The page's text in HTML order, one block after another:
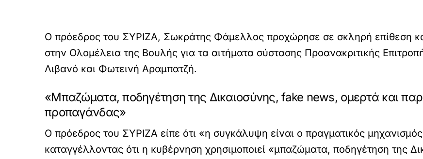
Ο πρόεδρος του ΣΥΡΙΖΑ, Σωκράτης Φάμελλος προχώρησε σε σκληρή επίθεση
στην Ολομέλεια της Βουλής για τα αιτήματα σύστασης Προανακριτικής
Λιβανό και Φωτεινή Αραμπατζή.
«Μπαζώματα, ποδηγέτηση της Δικαιοσύνης, fake news, ομερτά και
προπαγάνδας»
Ο πρόεδρος του ΣΥΡΙΖΑ είπε ότι «η συγκάλυψη είναι ο πραγματικός μηχανισμός
καταγγέλλοντας ότι η κυβέρνηση χρησιμοποιεί «μπαζώματα, ποδηγέτηση της